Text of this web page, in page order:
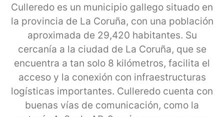
Culleredo es un municipio gallego situado en
la provincia de La Coruña, con una población
aproximada de 29,420 habitantes. Su
cercanía a la ciudad de La Coruña, que se
encuentra a tan solo 8 kilómetros, facilita el
acceso y la conexión con infraestructuras
logísticas importantes. Culleredo cuenta con
buenas vías de comunicación, como la